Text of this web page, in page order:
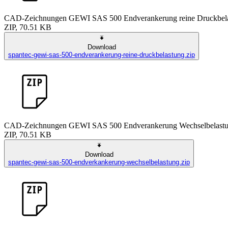
CAD-Zeichnungen GEWI SAS 500 Endverankerung reine
ZIP, 70.51 KB
Download
spantec-gewi-sas-500-endverankerung-reine-druckbelastung.zip
CAD-Zeichnungen GEWI SAS 500 Endverankerung
ZIP, 70.51 KB
Download
spantec-gewi-sas-500-endverkankerung-wechselbelastung.zip